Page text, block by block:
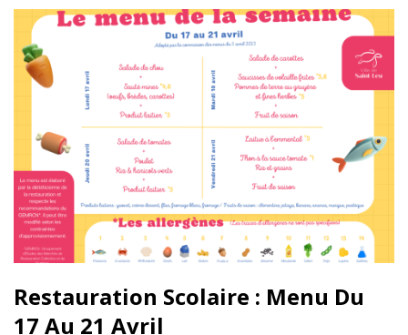
AU
AVRIL
2023
Restauration Scolaire : Menu Du
17 Au 21 Avril